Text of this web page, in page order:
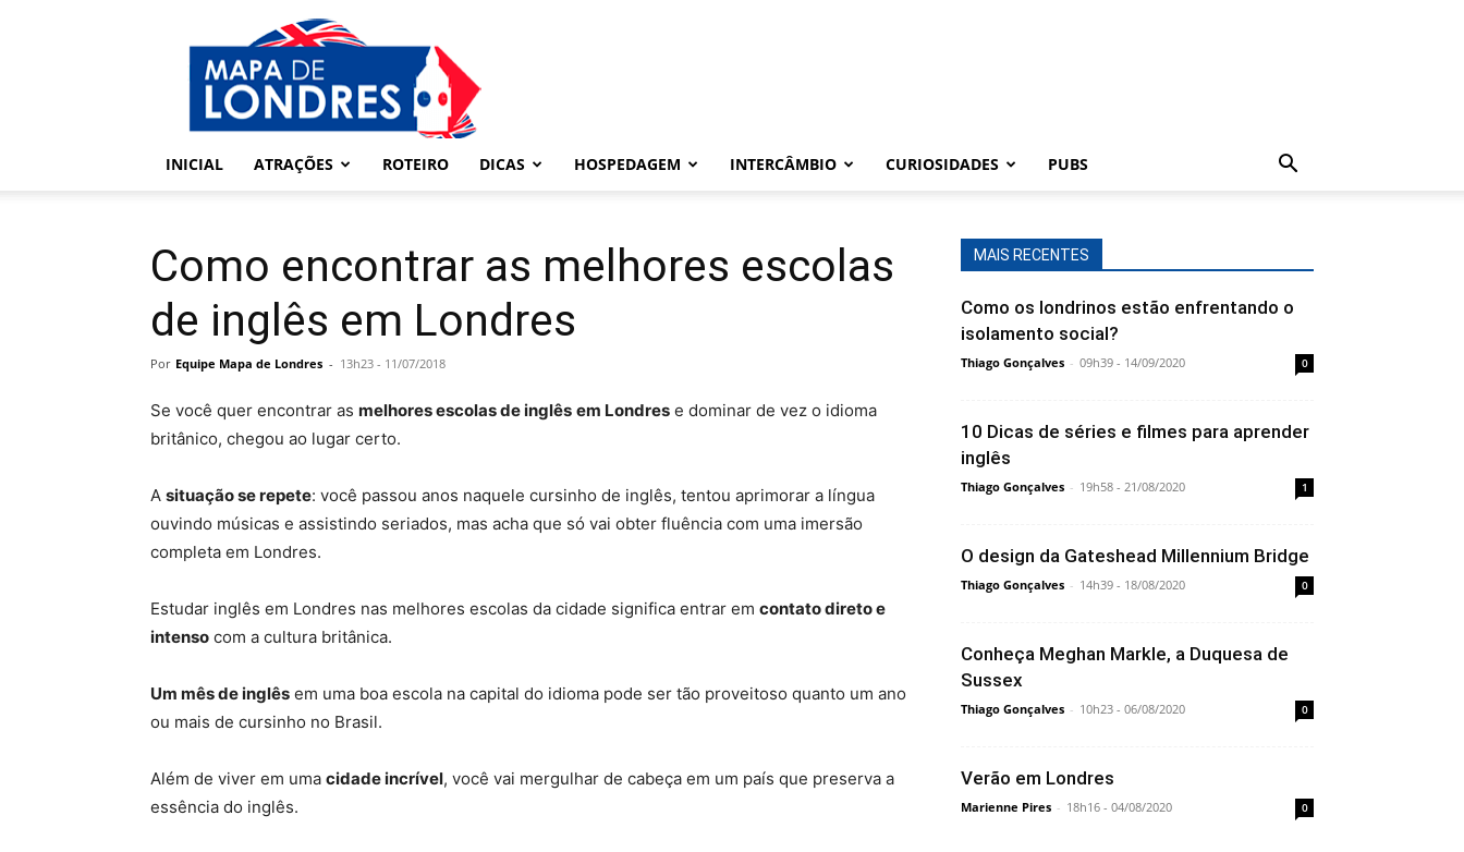
Londres
Mapa
de
Londres
INICIAL
ATRAÇÕES ROTEIRO DICAS HOSPEDAGEM INTERCÂMBIO CURIOSIDADES PUBS
Como encontrar as melhores escolas
de inglês em Londres
Por Equipe Mapa de Londres - 13h23 - 11/07/2018
Se você quer encontrar as melhores escolas de inglês em Londres e dominar de vez o idioma
britânico, chegou ao lugar certo.
A situação se repete: você passou anos naquele cursinho de inglês, tentou aprimorar a língua
ouvindo músicas e assistindo seriados, mas acha que só vai obter fluência com uma imersão
completa em Londres.
Estudar inglês em Londres nas melhores escolas da cidade significa entrar em contato direto e
intenso com a cultura britânica.
Um mês de inglês em uma boa escola na capital do idioma pode ser tão proveitoso quanto um ano
ou mais de cursinho no Brasil.
Além de viver em uma cidade incrível, você vai mergulhar de cabeça em um país que preserva a
essência do inglês.
MAIS RECENTES
Como os londrinos estão enfrentando o
isolamento social?
Thiago Gonçalves - 09h39 - 14/09/2020 0
10 Dicas de séries e filmes para aprender
inglês
Thiago Gonçalves - 19h58 - 21/08/2020 1
O design da Gateshead Millennium Bridge
Thiago Gonçalves - 14h39 - 18/08/2020 0
Conheça Meghan Markle, a Duquesa de
Sussex
Thiago Gonçalves - 10h23 - 06/08/2020 0
Verão em Londres
Marienne Pires - 18h16 - 04/08/2020 0